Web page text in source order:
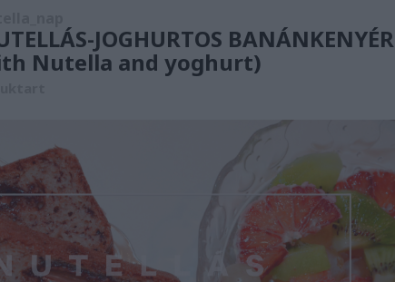
JOGHURTOS BANÁNKENYÉR
Nutella and yoghurt)